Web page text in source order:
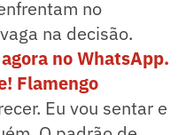
no
na decisão.
no WhatsApp.
Flamengo
Eu vou sentar e